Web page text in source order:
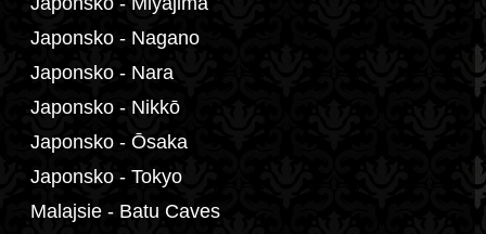
Japonsko - Nagano
Japonsko - Nara
Japonsko - Nikkō
Japonsko - Ōsaka
Japonsko - Tokyo
Malajsie - Batu Caves